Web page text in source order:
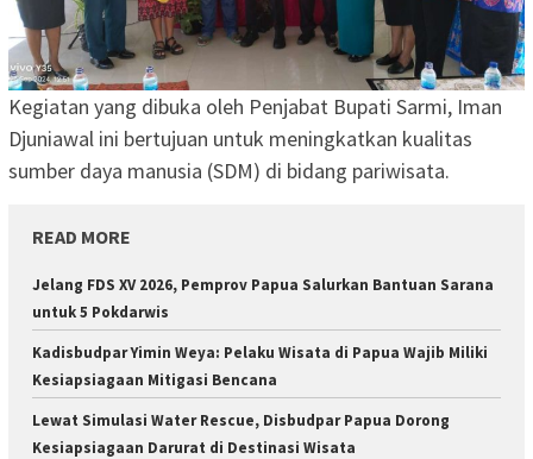
Kegiatan yang dibuka oleh Penjabat Bupati Sarmi, Iman
Djuniawal ini bertujuan untuk meningkatkan kualitas
sumber daya manusia (SDM) di bidang pariwisata.
READ MORE
Jelang FDS XV 2026, Pemprov Papua Salurkan Bantuan Sarana
untuk 5 Pokdarwis
Kadisbudpar Yimin Weya: Pelaku Wisata di Papua Wajib Miliki
Kesiapsiagaan Mitigasi Bencana
Lewat Simulasi Water Rescue, Disbudpar Papua Dorong
Kesiapsiagaan Darurat di Destinasi Wisata